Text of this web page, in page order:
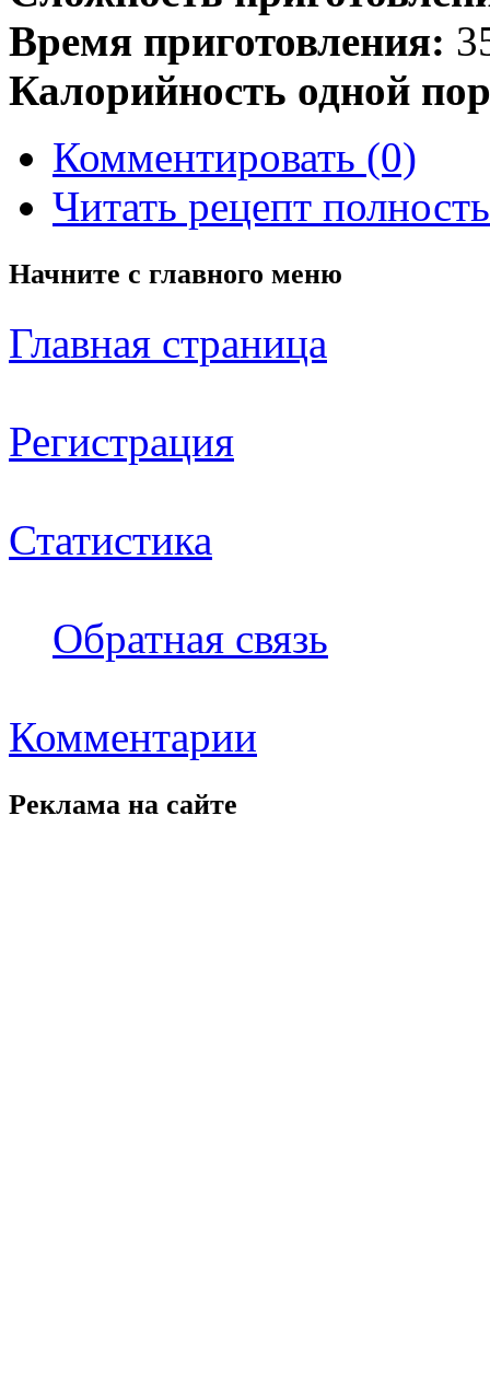
Время приготовления:
Калорийность одной
Комментировать (0)
Читать рецепт
Начните с главного меню
Главная страница
Регистрация
Статистика
Обратная связь
Комментарии
Реклама на сайте